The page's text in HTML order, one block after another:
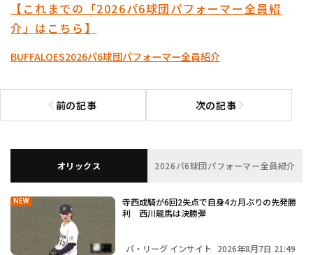
【これまでの「2026パ6球団パフォーマー全員紹
介」はこちら】
BUFFALOES2026パ6球団パフォーマー全員紹介
前の記事
前の記事へ 次の記事次の記事へ
オリックス 2026パ6球団パフォーマー全員紹介
NEW
寺西成騎が6回2失点で自身4カ月ぶりの先発勝
利 西川龍馬は決勝弾
パ・リーグ インサイト 2026年8月7日 21:49